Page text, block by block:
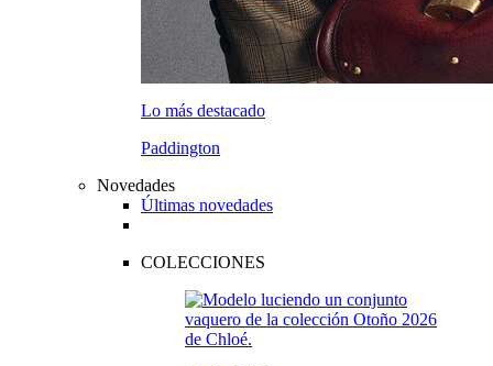
Lo más destacado
Paddington
Novedades
Últimas novedades
COLECCIONES